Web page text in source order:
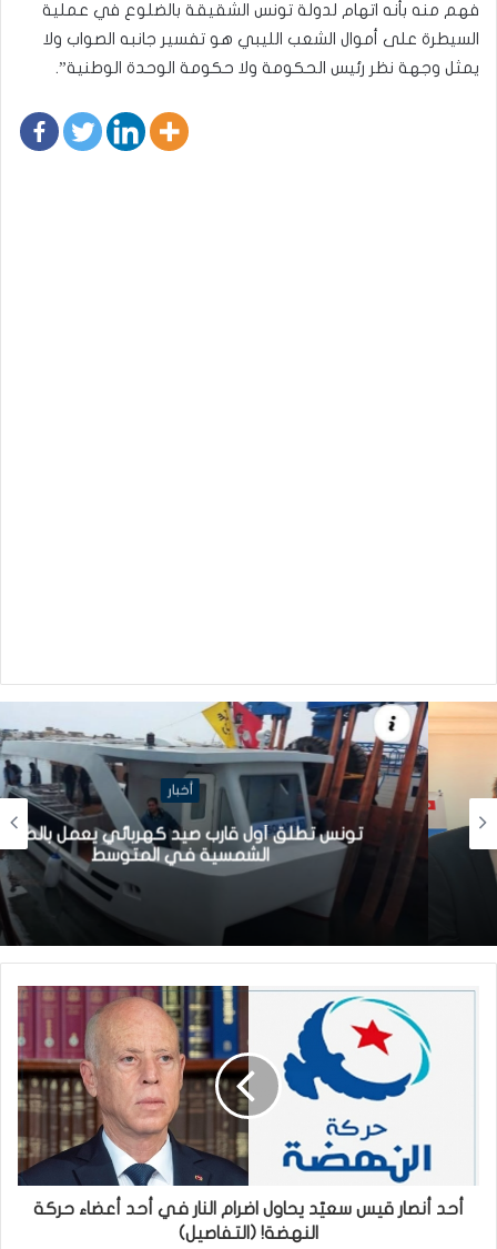
فهم منه بأنه اتهام لدولة تونس الشقيقة بالضلوع في عملية
السيطرة على أموال الشعب الليبي هو تفسير جانبه الصواب ولا
يمثل وجهة نظر رئيس الحكومة ولا حكومة الوحدة الوطنية”.
أخبار
تونس تطلق أول قارب صيد كهربائي يعمل بالطاقة
الشمسية في المتوسط
أحد أنصار قيس سعيّد يحاول اضرام النار في أحد أعضاء حركة
النهضة! (التفاصيل)